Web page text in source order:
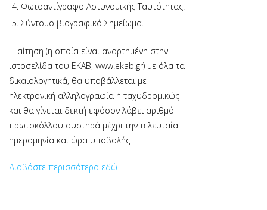
Φωτοαντίγραφο Αστυνομικής Ταυτότητας.
Σύντομο βιογραφικό Σημείωμα.
H αίτηση (η οποία είναι αναρτημένη στην
ιστοσελίδα του ΕΚΑΒ, www.ekab.gr) με όλα τα
δικαιολογητικά, θα υποβάλλεται με
ηλεκτρονική αλληλογραφία ή ταχυδρομικώς
και θα γίνεται δεκτή εφόσον λάβει αριθμό
πρωτοκόλλου αυστηρά μέχρι την τελευταία
ημερομηνία και ώρα υποβολής.
Διαβάστε περισσότερα εδώ